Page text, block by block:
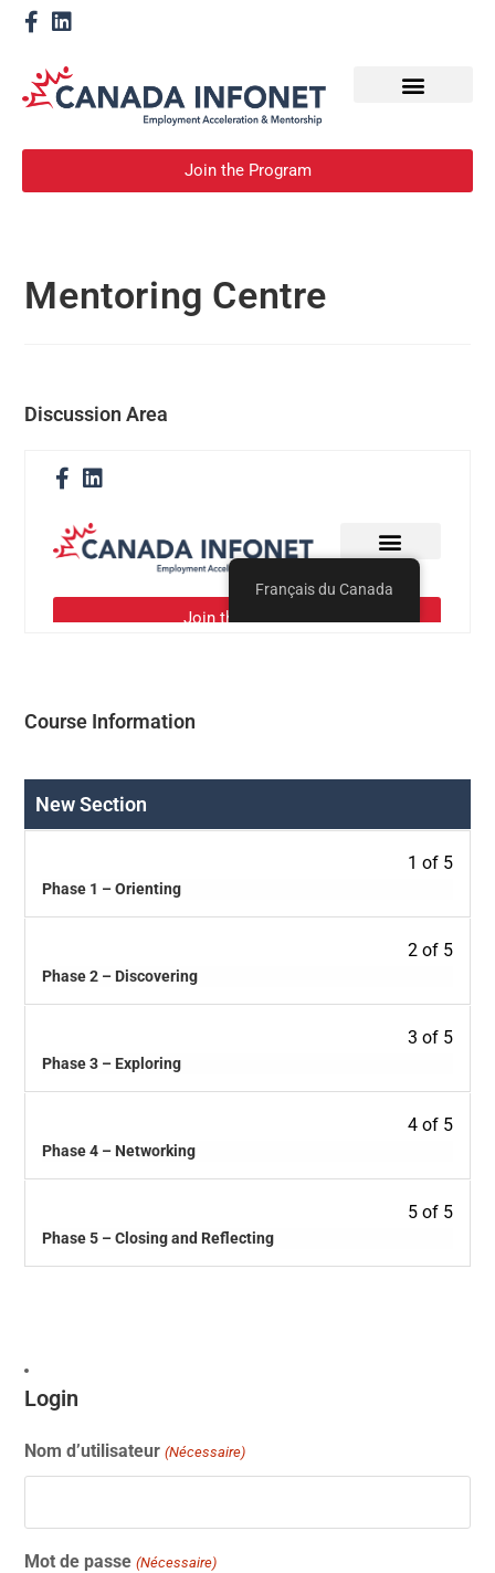
Join the Program
Mentoring Centre
Discussion Area
Course Information
New Section
1 of 5
Phase 1 – Orienting
2 of 5
Phase 2 – Discovering
3 of 5
Phase 3 – Exploring
4 of 5
Phase 4 – Networking
5 of 5
Phase 5 – Closing and Reflecting
Login
Nom d’utilisateur (Nécessaire)
Mot de passe (Nécessaire)